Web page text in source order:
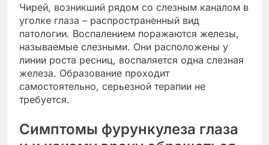
Чирей, возникший рядом со слезным каналом в
уголке глаза – распространенный вид
патологии. Воспалением поражаются железы,
называемые слезными. Они расположены у
линии роста ресниц, воспаляется одна слезная
железа. Образование проходит
самостоятельно, серьезной терапии не
требуется.
Симптомы фурункулеза глаза